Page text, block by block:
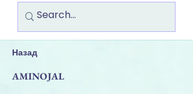
Назад
AMINOJAL